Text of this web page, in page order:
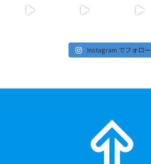
Instagram でフォロー